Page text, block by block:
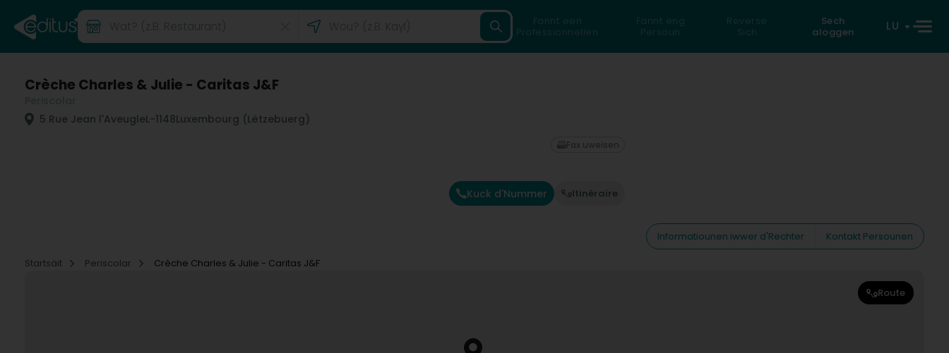
Fannt een
Professionnellen
Fannt eng
Persoun
Reverse
Sich
Sech
aloggen
LU
Crèche Charles & Julie - Caritas J&F
5 Rue Jean l'AveugleL-1148Luxembourg (Lëtzebuerg)
Kuck d'Nummer Itinéraire
Fax uweisen
Informatiounen iwwer d'Rechter
Kontakt Persounen
Startsäit
Periscolar Crèche Charles & Julie - Caritas J&F
Route